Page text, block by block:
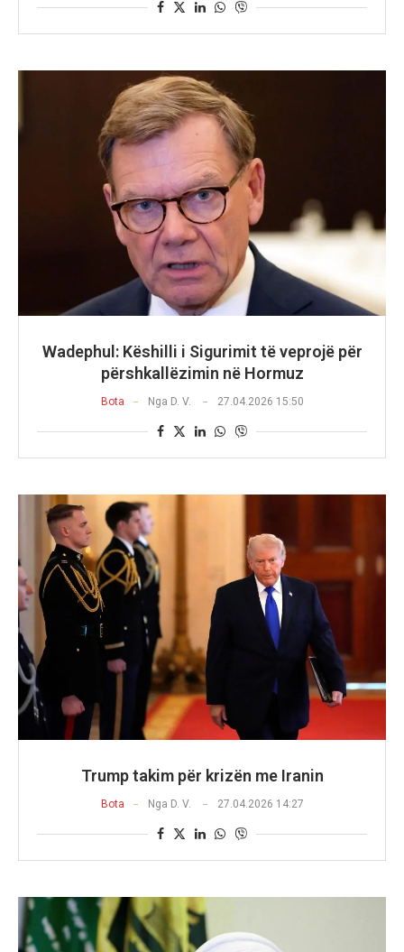
Wadephul: Këshilli i Sigurimit të veprojë për
përshkallëzimin në Hormuz
Bota Nga D. V. 27.04.2026 15:50
Trump takim për krizën me Iranin
Bota Nga D. V. 27.04.2026 14:27